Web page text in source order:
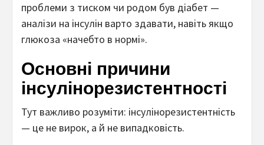
проблеми з тиском чи родом був діабет —
аналізи на інсулін варто здавати, навіть якщо
глюкоза «начебто в нормі».
Основні причини
інсулінорезистентності
Тут важливо розуміти: інсулінорезистентність
— це не вирок, а й не випадковість.